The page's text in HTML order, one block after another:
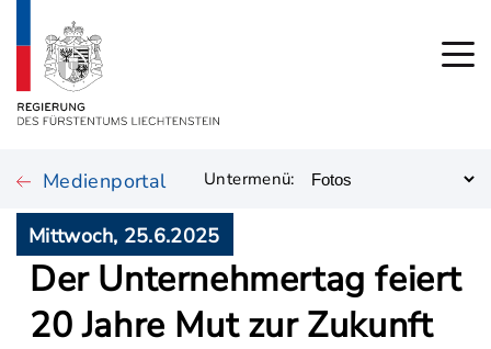
Medienportal Untermenü:
Mittwoch, 25.6.2025
Der Unternehmertag feiert
20 Jahre Mut zur Zukunft